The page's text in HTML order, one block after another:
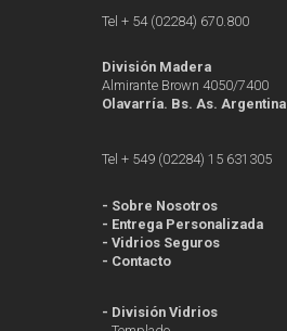
Tel + 54 (02284) 670.800
División Madera
Almirante Brown 4050/7400
Olavarría. Bs. As. Argentina
Tel + 549 (02284) 15 631305
- Sobre Nosotros
- Entrega Personalizada
- Vidrios Seguros
- Contacto
- División Vidrios